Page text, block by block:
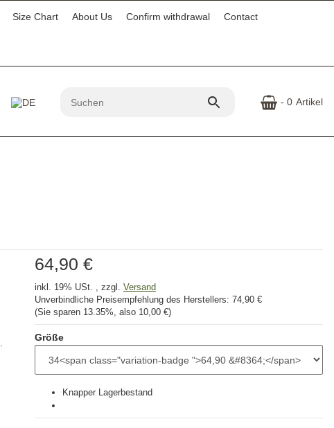
Size Chart About Us Confirm withdrawal Contact
- 0 Artikel
Knapper Lagerbestand
64,90 €
inkl. 19% USt. , zzgl. Versand
Unverbindliche Preisempfehlung des Herstellers: 74,90 €
(Sie sparen 13.35%, also 10,00 €)
Größe